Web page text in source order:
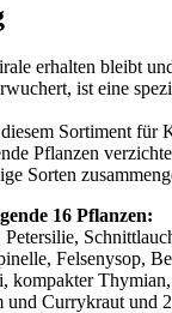
erhalten bleibt
ist eine
Sortiment für
Pflanzen
Sorten
16 Pflanzen:
Felsenysop,
kompakter
Currykraut und